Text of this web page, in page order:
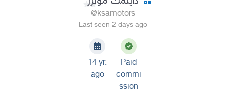
@ksamotors
Last seen 2 days ago
14 yr.
ago
Paid
commi
ssion